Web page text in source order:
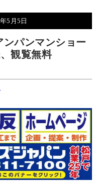
5月5日
パンマンショー
観覧無料